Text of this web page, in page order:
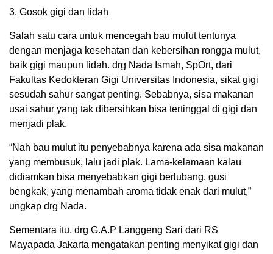
3. Gosok gigi dan lidah
Salah satu cara untuk mencegah bau mulut tentunya
dengan menjaga kesehatan dan kebersihan rongga mulut,
baik gigi maupun lidah. drg Nada Ismah, SpOrt, dari
Fakultas Kedokteran Gigi Universitas Indonesia, sikat gigi
sesudah sahur sangat penting. Sebabnya, sisa makanan
usai sahur yang tak dibersihkan bisa tertinggal di gigi dan
menjadi plak.
“Nah bau mulut itu penyebabnya karena ada sisa makanan
yang membusuk, lalu jadi plak. Lama-kelamaan kalau
didiamkan bisa menyebabkan gigi berlubang, gusi
bengkak, yang menambah aroma tidak enak dari mulut,”
ungkap drg Nada.
Sementara itu, drg G.A.P Langgeng Sari dari RS
Mayapada Jakarta mengatakan penting menyikat gigi dan